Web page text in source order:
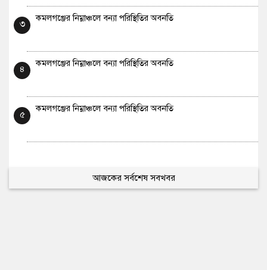
৩
কমলগঞ্জের নিম্নাঞ্চলে বন্যা পরিস্থিতির অবনতি
৪
কমলগঞ্জের নিম্নাঞ্চলে বন্যা পরিস্থিতির অবনতি
৫
কমলগঞ্জের নিম্নাঞ্চলে বন্যা পরিস্থিতির অবনতি
আজকের সর্বশেষ সবখবর